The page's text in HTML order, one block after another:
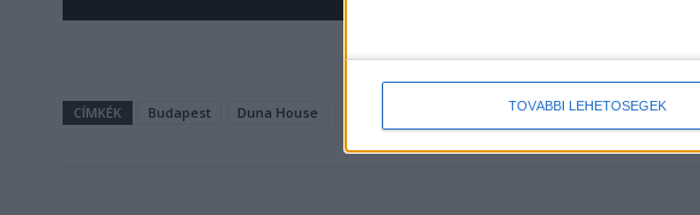
TOVÁBBI LEHETŐSÉGEK
CÍMKÉK Budapest Duna House újlakás